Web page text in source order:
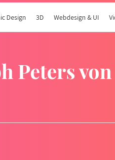
Design 3D Webdesign & UI
Peters